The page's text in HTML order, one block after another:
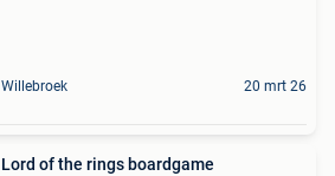
Willebroek 20 mrt 26
Lord of the rings boardgame